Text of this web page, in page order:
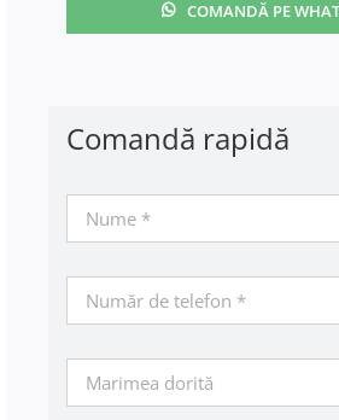
COMANDĂ PE
Comandă rapidă